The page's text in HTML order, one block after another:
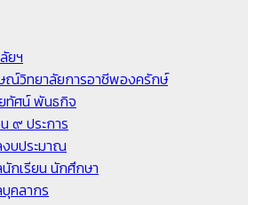
ยฯ
วิทยาลัยการอาชีพองครักษ์
ทัศน์ พันธกิจ
๙ ประการ
บประมาณ
กเรียน นักศึกษา
คลากร